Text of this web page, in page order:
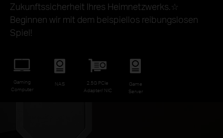
Zukunftssicherheit Ihres Heimnetzwerks.☆
Beginnen wir mit dem beispiellos reibungslosen
Spiel!
Gaming
Computer
NAS
2.5G PCIe
Adapter/ NIC
Game
Server